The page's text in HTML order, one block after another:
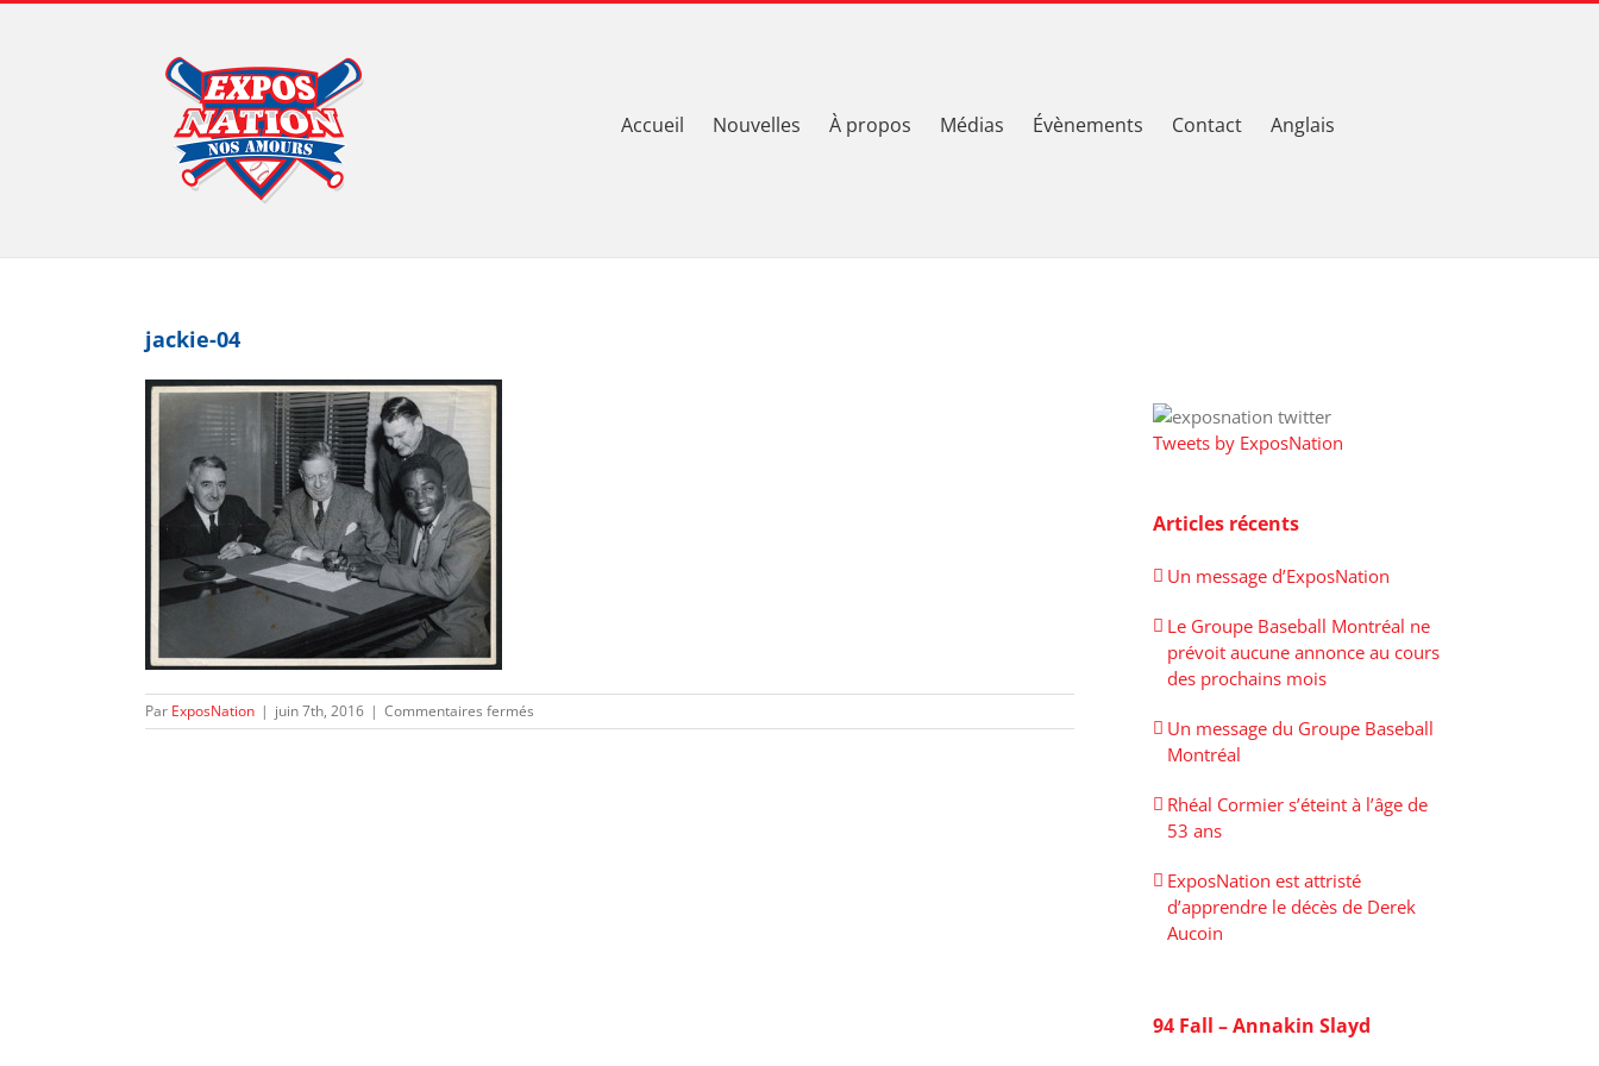
Accueil Nouvelles À propos Médias Évènements Contact Anglais
jackie-04
Par ExposNation | juin 7th, 2016 | Commentaires fermés
jackie-
Tweets by ExposNation
Articles récents
Un message d’ExposNation
Le Groupe Baseball Montréal ne
prévoit aucune annonce au cours
des prochains mois
Un message du Groupe Baseball
Montréal
Rhéal Cormier s’éteint à l’âge de
53 ans
ExposNation est attristé
d’apprendre le décès de Derek
Aucoin
94 Fall – Annakin Slayd